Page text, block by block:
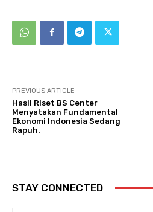
PREVIOUS ARTICLE
Hasil Riset BS Center
Menyatakan Fundamental
Ekonomi Indonesia Sedang
Rapuh.
STAY CONNECTED